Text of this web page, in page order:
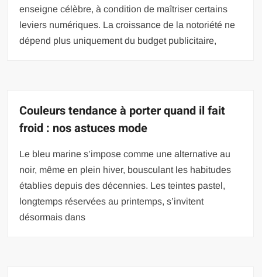
enseigne célèbre, à condition de maîtriser certains
leviers numériques. La croissance de la notoriété ne
dépend plus uniquement du budget publicitaire,
Couleurs tendance à porter quand il fait
froid : nos astuces mode
Le bleu marine s’impose comme une alternative au
noir, même en plein hiver, bousculant les habitudes
établies depuis des décennies. Les teintes pastel,
longtemps réservées au printemps, s’invitent
désormais dans